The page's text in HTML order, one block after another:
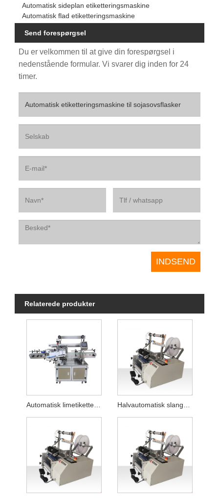
Automatisk sideplan etiketteringsmaskine
Automatisk flad etiketteringsmaskine
Send forespørgsel
Du er velkommen til at give din forespørgsel i
nedenstående formular. Vi svarer dig inden for 24
timer.
Relaterede produkter
Automatisk limetiketteringsmaskine Halvautomatisk slangemærkningsmaskine